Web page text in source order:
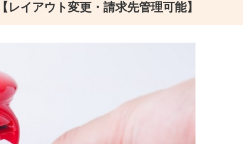
イアウト変更・請求先管理可能】